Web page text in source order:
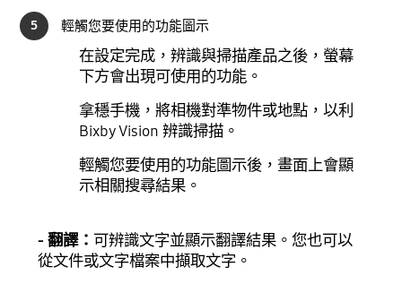
5 輕觸您要使用的功能圖示
在設定完成，辨識與掃描產品之後，螢幕
下方會出現可使用的功能。
拿穩手機，將相機對準物件或地點，以利
Bixby Vision 辨識掃描。
輕觸您要使用的功能圖示後，畫面上會顯
示相關搜尋結果。
- 翻譯： 可辨識文字並顯示翻譯結果。您也可以
從文件或文字檔案中擷取文字。